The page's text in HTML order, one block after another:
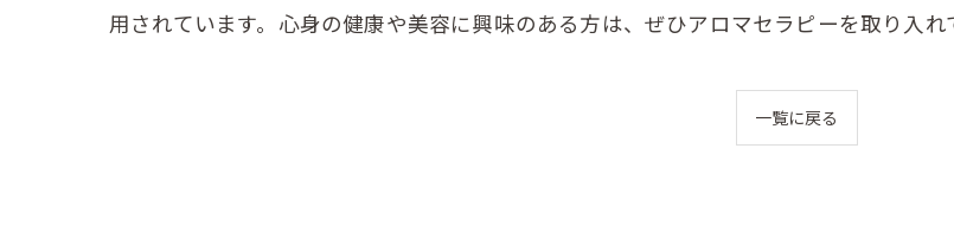
用されています。心身の健康や美容に興味のある方は、ぜひアロマセラピーを取り入れ
一覧に戻る